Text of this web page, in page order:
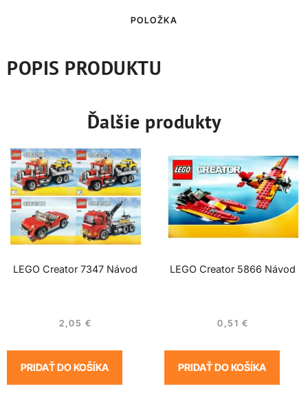
POLOŽKA
POPIS PRODUKTU
Ďalšie produkty
LEGO Creator 7347 Návod
2,05 €
PRIDAŤ DO KOŠÍKA
LEGO Creator 5866 Návod
0,51 €
PRIDAŤ DO KOŠÍKA